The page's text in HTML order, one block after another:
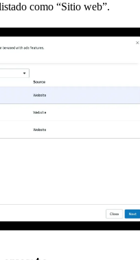
como “Sitio web”.